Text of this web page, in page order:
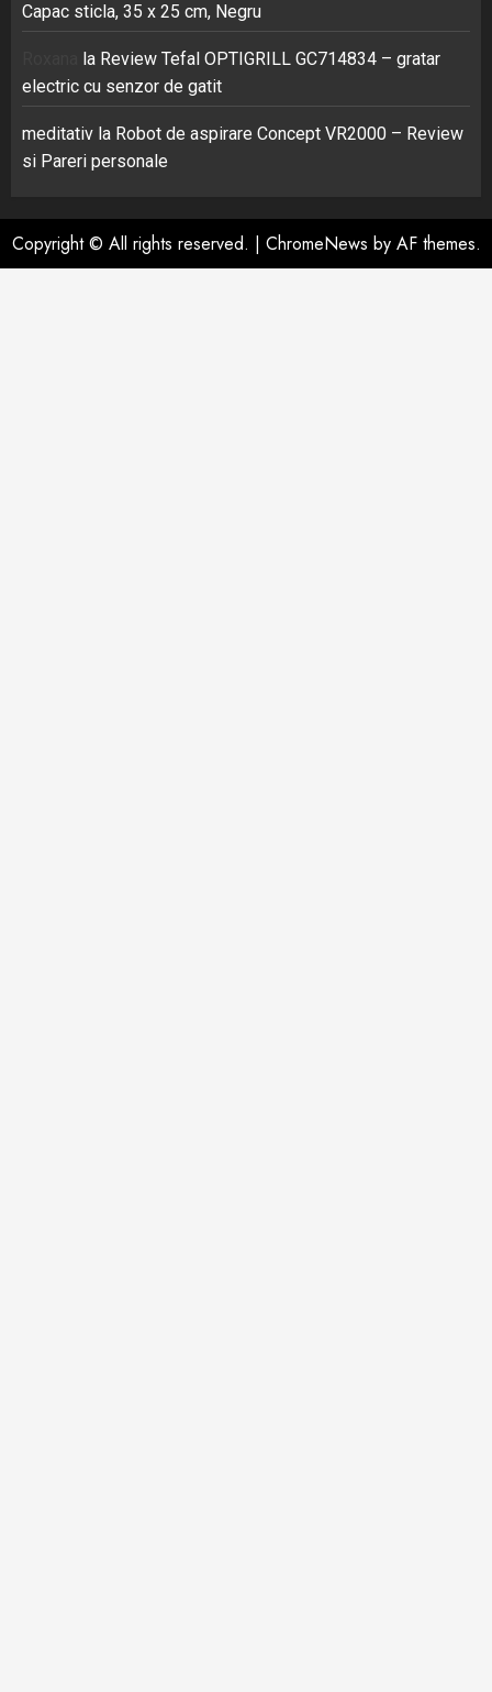
Capac sticla, 35 x 25 cm, Negru
la Review Tefal OPTIGRILL GC714834 – gratar
electric cu senzor de gatit
meditativ la Robot de aspirare Concept VR2000 – Review
si Pareri personale
Copyright © All rights reserved. | ChromeNews by AF themes.